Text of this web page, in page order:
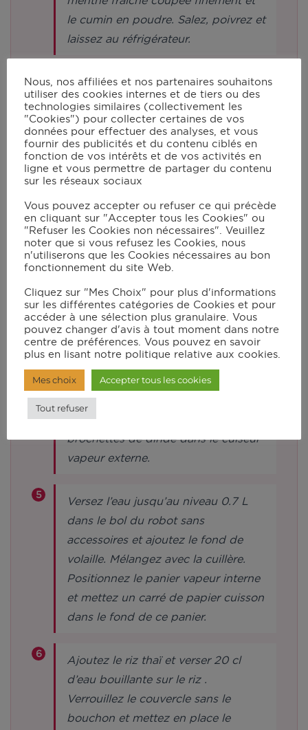
le cumin en poudre. Salez, poivrez et
laissez au réfrigérateur.
Dans un plat rectangulaire, mettez le
mélange d’épices tandoori, le
gingembre en poudre et l’huile
d’olive. Taillez le filet de dinde en
cubes. Réservez.
Épluchez l’oignon rouge et coupez-
le en quartiers. Dissociez les
quartiers d’oignon. Réservez. Lavez
et découpez le poivron jaune en
Réservez.
Montez les brochettes sur des pics
en bois de 20 cm en alternant les
cubes de dinde et de légumes.
Roulez les brochettes dans la
marinade tandoori. Déposez les
brochettes de dinde dans le cuiseur
vapeur externe.
Versez l’eau jusqu’au niveau 0.7 L
dans le bol du robot sans
accessoires et ajoutez le fond de
volaille. Mélangez avec la cuillère.
Positionnez le panier vapeur interne
et mettez un carré de papier cuisson
dans le fond de ce panier.
Ajoutez le riz thaï et verser 20 cl
d’eau bouillante sur le riz .
Verrouillez le couvercle sans le
bouchon et mettez en place le
Nous, nos affiliées et nos partenaires souhaitons
utiliser des cookies internes et de tiers ou des
technologies similaires (collectivement les
"Cookies") pour collecter certaines de vos
données pour effectuer des analyses, et vous
fournir des publicités et du contenu ciblés en
fonction de vos intérêts et de vos activités en
ligne et vous permettre de partager du contenu
sur les réseaux sociaux
Vous pouvez accepter ou refuser ce qui précède
en cliquant sur "Accepter tous les Cookies" ou
"Refuser les Cookies non nécessaires". Veuillez
noter que si vous refusez les Cookies, nous
n'utiliserons que les Cookies nécessaires au bon
fonctionnement du site Web.
Cliquez sur "Mes Choix" pour plus d'informations
sur les différentes catégories de Cookies et pour
accéder à une sélection plus granulaire. Vous
pouvez changer d'avis à tout moment dans notre
centre de préférences. Vous pouvez en savoir
plus en lisant notre politique relative aux cookies.
Mes choix Accepter tous les cookies
Tout refuser